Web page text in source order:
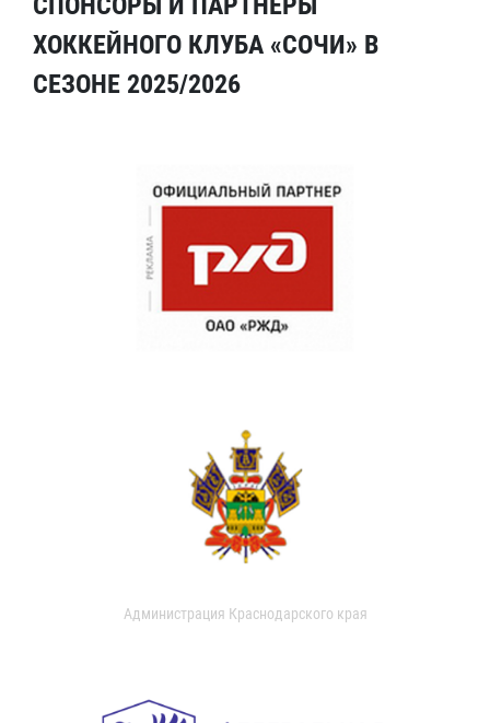
ХОККЕЙНОГО КЛУБА «СОЧИ» В
СЕЗОНЕ 2025/2026
Администрация Краснодарского края